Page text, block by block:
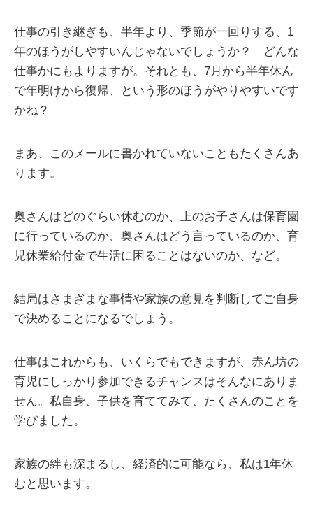
仕事の引き継ぎも、半年より、季節が一回りする、1
年のほうがしやすいんじゃないでしょうか？ どんな
仕事かにもよりますが。それとも、7月から半年休ん
で年明けから復帰、という形のほうがやりやすいです
かね？
まあ、このメールに書かれていないこともたくさんあ
ります。
奥さんはどのぐらい休むのか、上のお子さんは保育園
に行っているのか、奥さんはどう言っているのか、育
児休業給付金で生活に困ることはないのか、など。
結局はさまざまな事情や家族の意見を判断してご自身
で決めることになるでしょう。
仕事はこれからも、いくらでもできますが、赤ん坊の
育児にしっかり参加できるチャンスはそんなにありま
せん。私自身、子供を育ててみて、たくさんのことを
学びました。
家族の絆も深まるし、経済的に可能なら、私は1年休
むと思います。